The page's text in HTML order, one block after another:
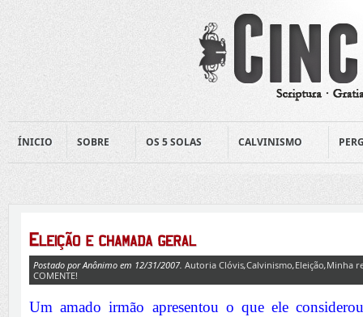
ÍNICIO SOBRE OS 5 SOLAS CALVINISMO
Postado por Anônimo em 12/31/2007. Autoria Clóvis,Calvinismo,Eleição,Minha
COMENTE!
Um amado irmão apresentou o que ele